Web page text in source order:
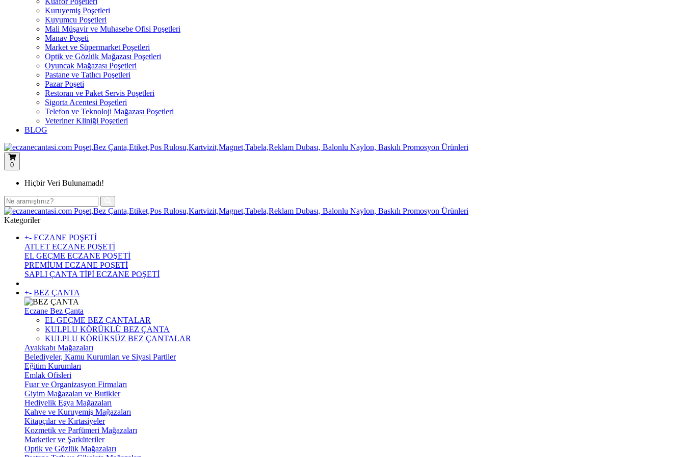
Kuruyemiş Poşetleri
Kuyumcu Poşetleri
Mali Müşavir ve Muhasebe Ofisi Poşetleri
Manav Poşeti
Market ve Süpermarket Poşetleri
Optik ve Gözlük Mağazası Poşetleri
Oyuncak Mağazası Poşetleri
Pastane ve Tatlıcı Poşetleri
Pazar Poşeti
Restoran ve Paket Servis Poşetleri
Sigorta Acentesi Poşetleri
Telefon ve Teknoloji Mağazası Poşetleri
Veteriner Kliniği Poşetleri
BLOG
0
Hiçbir Veri Bulunamadı!
Kategoriler
+- ECZANE POŞETİ
ATLET ECZANE POŞETİ
EL GEÇME ECZANE POŞETİ
PREMİUM ECZANE POŞETİ
SAPLI ÇANTA TİPİ ECZANE POŞETİ
+- BEZ ÇANTA
Eczane Bez Çanta
EL GEÇME BEZ ÇANTALAR
KULPLU KÖRÜKLÜ BEZ ÇANTA
KULPLU KÖRÜKSÜZ BEZ ÇANTALAR
Ayakkabı Mağazaları
Belediyeler, Kamu Kurumları ve Siyasi Partiler
Eğitim Kurumları
Emlak Ofisleri
Fuar ve Organizasyon Firmaları
Giyim Mağazaları ve Butikler
Hediyelik Eşya Mağazaları
Kahve ve Kuruyemiş Mağazaları
Kitapçılar ve Kırtasiyeler
Kozmetik ve Parfümeri Mağazaları
Marketler ve Şarküteriler
Optik ve Gözlük Mağazaları